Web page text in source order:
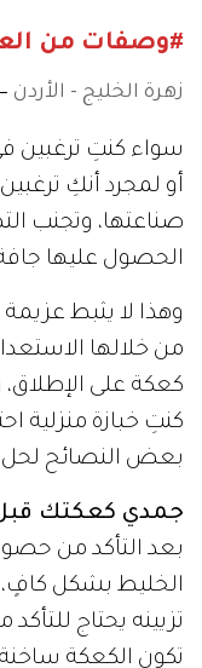
#وصفات من
زهرة الخليج - الأردن
سواء كنتِ ترغبين
أو لمجرد أنكِ
صناعتها، وتجنب
الحصول عليها
وهذا لا يثبط
من خلالها
كعكة على
كنتِ خبازة منزلية
بعض النصائح لحل
جمدي كعكتك قبل
بعد التأكد من
الخليط بشكل كافٍ،
تزيينه يحتاج
تكون الكعكة